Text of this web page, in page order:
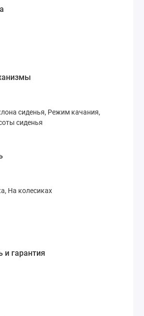
сиденья, Режим качания,
сиденья
На колесиках
и гарантия